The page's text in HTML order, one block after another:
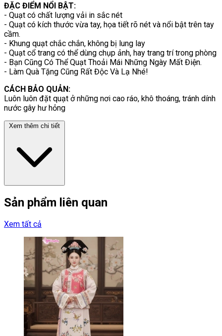
ĐẶC ĐIỂM NỔI BẬT:
- Quạt có chất lượng vải in sắc nét
- Quạt có kích thước vừa tay, họa tiết rõ nét và nổi bật trên tay
cầm.
- Khung quạt chắc chắn, không bị lung lay
- Quạt cổ trang có thể dùng chụp ảnh, hay trang trí trong phòng
- Bạn Cũng Có Thể Quạt Thoải Mái Những Ngày Mất Điện.
- Làm Quà Tặng Cũng Rất Độc Và Lạ Nhé!
CÁCH BẢO QUẢN:
Luôn luôn đặt quạt ở những nơi cao ráo, khô thoáng, tránh dính
nước gây hư hỏng
Xem thêm chi tiết
Sản phẩm liên quan
Xem tất cả